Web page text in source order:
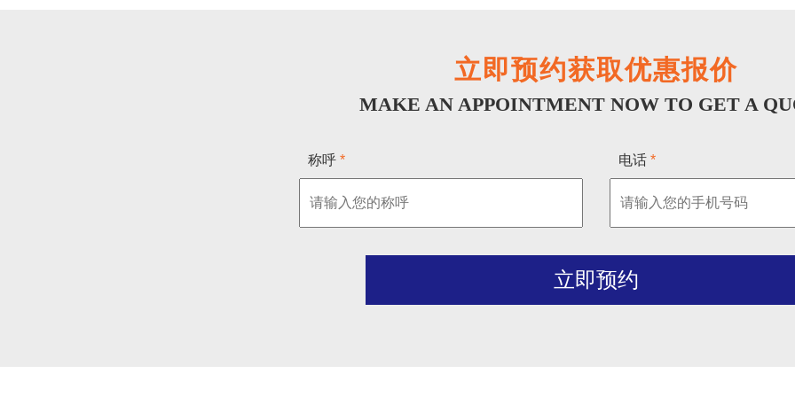
立即预约获取优惠报价
MAKE AN APPOINTMENT NOW TO GET A
称呼 * 电话 *